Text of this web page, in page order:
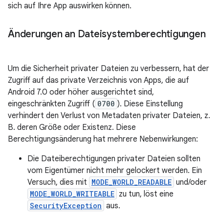
sich auf Ihre App auswirken können.
Änderungen an Dateisystemberechtigungen
Um die Sicherheit privater Dateien zu verbessern, hat der
Zugriff auf das private Verzeichnis von Apps, die auf
Android 7.0 oder höher ausgerichtet sind,
eingeschränkten Zugriff ( 0700 ). Diese Einstellung
verhindert den Verlust von Metadaten privater Dateien, z.
B. deren Größe oder Existenz. Diese
Berechtigungsänderung hat mehrere Nebenwirkungen:
Die Dateiberechtigungen privater Dateien sollten
vom Eigentümer nicht mehr gelockert werden. Ein
Versuch, dies mit MODE_WORLD_READABLE und/oder
MODE_WORLD_WRITEABLE zu tun, löst eine
SecurityException aus.